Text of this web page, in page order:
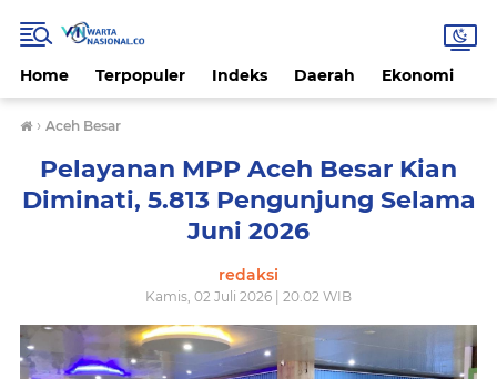
Home Terpopuler Indeks Daerah Ekonomi
› Aceh Besar
Pelayanan MPP Aceh Besar Kian
Diminati, 5.813 Pengunjung Selama
Juni 2026
redaksi
Kamis, 02 Juli 2026 | 20.02 WIB